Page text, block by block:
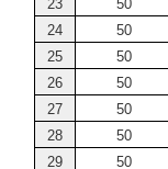
23
50
24
50
25
50
26
50
27
50
28
50
29
50